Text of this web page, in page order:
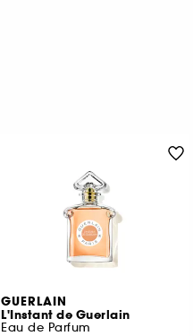
GUERLAIN
L'Instant de Guerlain
Eau de Parfum